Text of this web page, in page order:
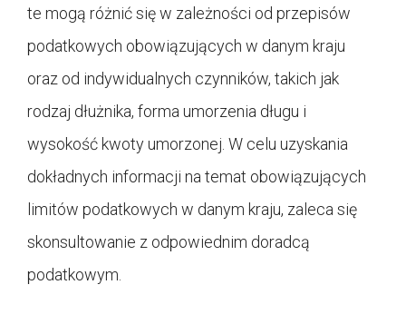
te mogą różnić się w zależności od przepisów
podatkowych obowiązujących w danym kraju
oraz od indywidualnych czynników, takich jak
rodzaj dłużnika, forma umorzenia długu i
wysokość kwoty umorzonej. W celu uzyskania
dokładnych informacji na temat obowiązujących
limitów podatkowych w danym kraju, zaleca się
skonsultowanie z odpowiednim doradcą
podatkowym.